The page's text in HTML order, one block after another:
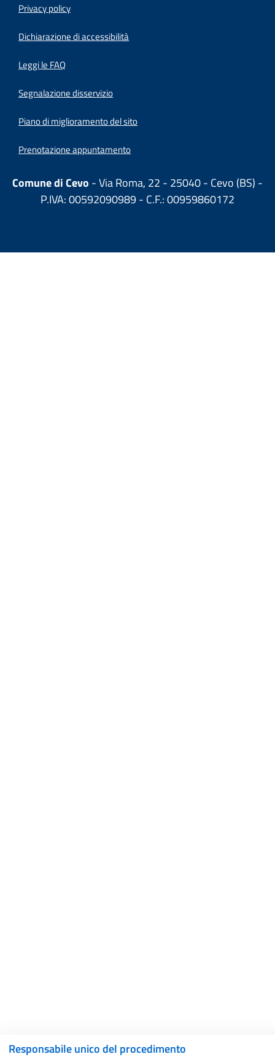
Responsabile unico del procedimento
Privacy policy
Dichiarazione di accessibilità
Leggi le FAQ
Segnalazione disservizio
Piano di miglioramento del sito
Prenotazione appuntamento
Comune di Cevo - Via Roma, 22 - 25040 - Cevo (BS) -
P.IVA: 00592090989 - C.F.: 00959860172